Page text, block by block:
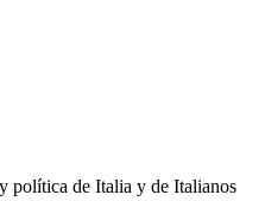
política de Italia y de Italianos